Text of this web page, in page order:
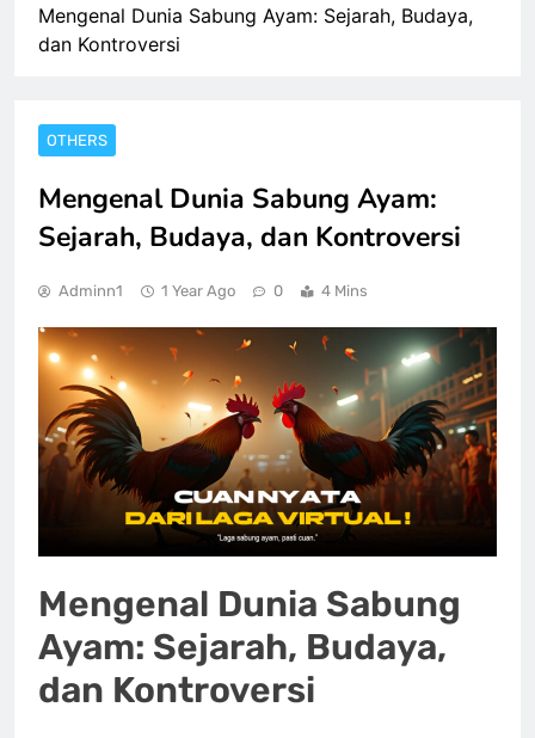
Mengenal Dunia Sabung Ayam: Sejarah, Budaya,
dan Kontroversi
OTHERS
Mengenal Dunia Sabung Ayam:
Sejarah, Budaya, dan Kontroversi
Adminn1 1 Year Ago 0 4 Mins
Mengenal Dunia Sabung
Ayam: Sejarah, Budaya,
dan Kontroversi